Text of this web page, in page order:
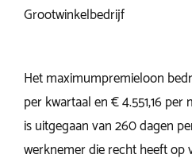
Grootwinkelbedrijf
Het maximumpremieloon
per kwartaal en € 4.551,16
is uitgegaan van 260 dagen
werknemer die recht heeft op